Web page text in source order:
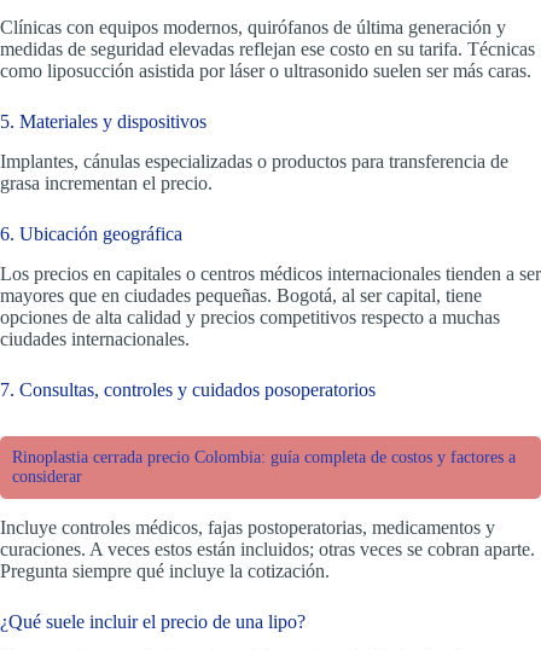
Clínicas con equipos modernos, quirófanos de última generación y
medidas de seguridad elevadas reflejan ese costo en su tarifa. Técnicas
como liposucción asistida por láser o ultrasonido suelen ser más caras.
5. Materiales y dispositivos
Implantes, cánulas especializadas o productos para transferencia de
grasa incrementan el precio.
6. Ubicación geográfica
Los precios en capitales o centros médicos internacionales tienden a ser
mayores que en ciudades pequeñas. Bogotá, al ser capital, tiene
opciones de alta calidad y precios competitivos respecto a muchas
ciudades internacionales.
7. Consultas, controles y cuidados posoperatorios
Rinoplastia cerrada precio Colombia: guía completa de costos y factores a
considerar
Incluye controles médicos, fajas postoperatorias, medicamentos y
curaciones. A veces estos están incluidos; otras veces se cobran aparte.
Pregunta siempre qué incluye la cotización.
¿Qué suele incluir el precio de una lipo?